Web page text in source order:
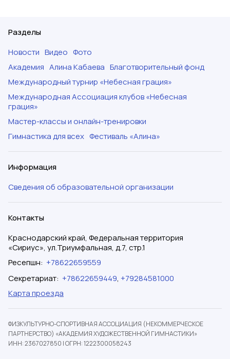
Разделы
Новости Видео Фото
Академия Алина Кабаева Благотворительный фонд
Международный турнир «Небесная грация»
Международная Ассоциация клубов «Небесная
грация»
Мастер-классы и онлайн-тренировки
Гимнастика для всех Фестиваль «Алина»
Информация
Сведения об образовательной организации
Контакты
Краснодарский край, Федеральная территория
«Сириус», ул.Триумфальная, д.7, стр.1
Ресепшн: +78622659559
Секретариат: +78622659449, +79284581000
Карта проезда
ФИЗКУЛЬТУРНО-СПОРТИВНАЯ АССОЦИАЦИЯ (НЕКОММЕРЧЕСКОЕ
ПАРТНЕРСТВО) «АКАДЕМИЯ ХУДОЖЕСТВЕННОЙ ГИМНАСТИКИ»
ИНН: 2367027850 |ОГРН: 1222300058243